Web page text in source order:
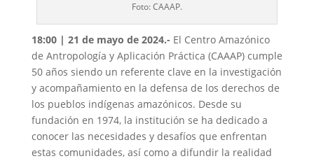
Foto: CAAAP.
18:00 | 21 de mayo de 2024.- El Centro Amazónico
de Antropología y Aplicación Práctica (CAAAP) cumple
50 años siendo un referente clave en la investigación
y acompañamiento en la defensa de los derechos de
los pueblos indígenas amazónicos. Desde su
fundación en 1974, la institución se ha dedicado a
conocer las necesidades y desafíos que enfrentan
estas comunidades, así como a difundir la realidad